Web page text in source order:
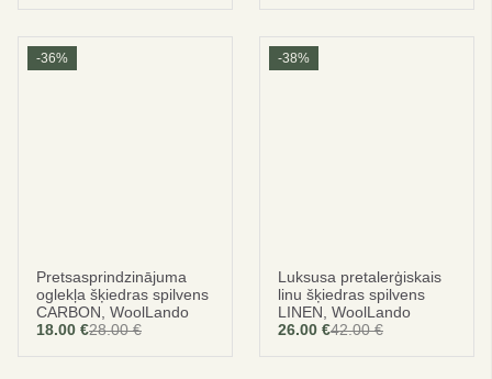
64.00 €.
46.00 €.
38.00 €.
26.00 €.
-36%
Pretsasprindzinājuma
oglekļa šķiedras spilvens
CARBON, WoolLando
28.00€
Original
18.00 €
Current
-38%
Luksusa pretalerģiskais
linu šķiedras spilvens
LINEN, WoolLando
42.00€
Original
26.00 €
Current